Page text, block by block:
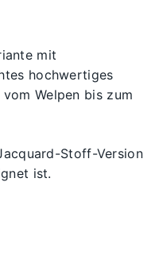
mit
hochwertiges
Welpen bis zum
Stoff-Version
ist.